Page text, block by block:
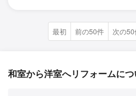
最初 前の50件 次の
和室から洋室へリフォームに